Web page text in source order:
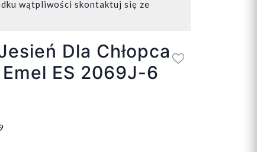
wątpliwości skontaktuj się ze
Dla Chłopca
ES 2069J-6